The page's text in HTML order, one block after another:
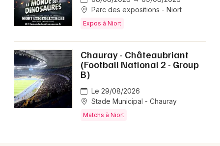
Parc des expositions - Niort
Expos à Niort
Chauray - Châteaubriant
(Football National 2 - Group
B)
Le 29/08/2026
Stade Municipal - Chauray
Matchs à Niort